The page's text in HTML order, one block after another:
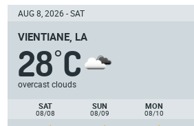
AUG 8, 2026 - SAT
VIENTIANE, LA
28°C
overcast clouds
SAT
08/08
SUN
08/09
MON
08/10